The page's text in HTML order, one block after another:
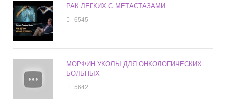
РАК ЛЕГКИХ С МЕТАСТАЗАМИ
6545
МОРФИН УКОЛЫ ДЛЯ ОНКОЛОГИЧЕСКИХ
БОЛЬНЫХ
5642